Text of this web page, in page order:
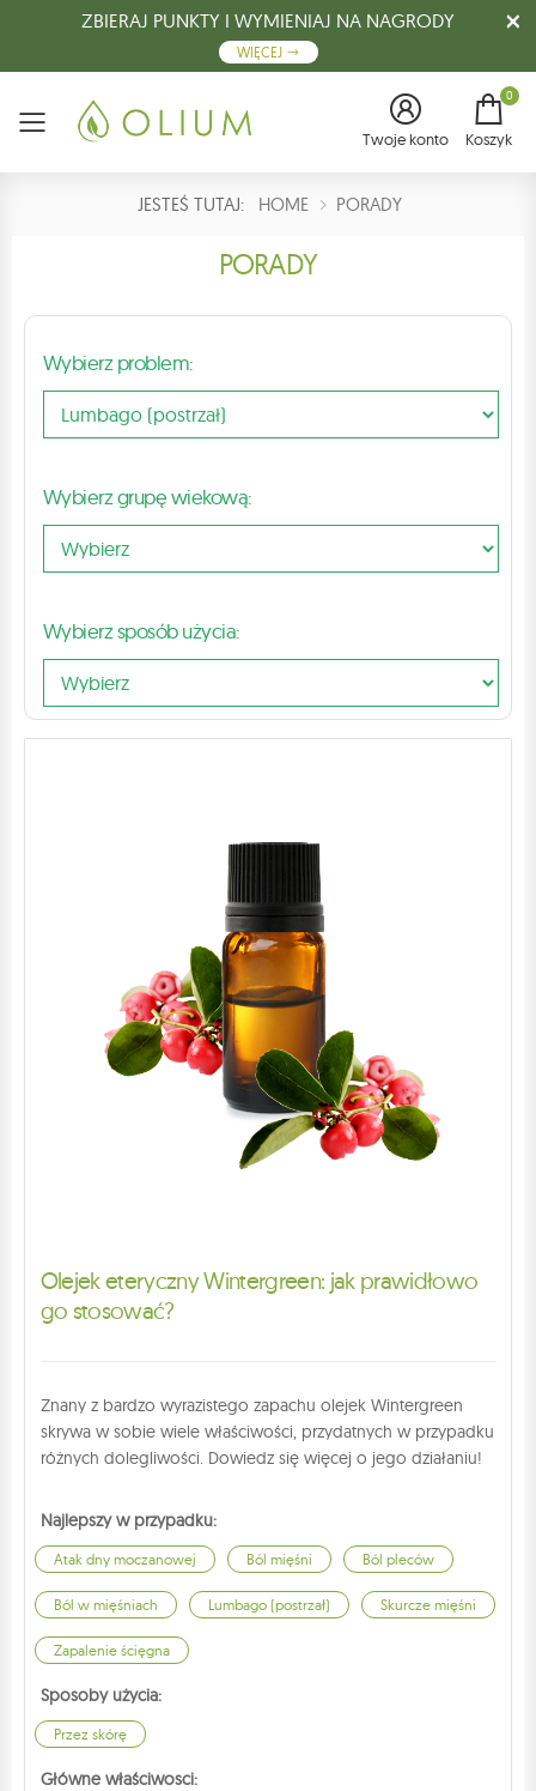
ZBIERAJ PUNKTY I WYMIENIAJ NA NAGRODY
WIĘCEJ
Menu Twoje konto
0
Koszyk
JESTEŚ TUTAJ: HOME PORADY
PORADY
Wybierz problem:
Wybierz grupę wiekową:
Wybierz sposób użycia:
Olejek eteryczny Wintergreen: jak prawidłowo
go stosować?
Znany z bardzo wyrazistego zapachu olejek Wintergreen
skrywa w sobie wiele właściwości, przydatnych w przypadku
różnych dolegliwości. Dowiedz się więcej o jego działaniu!
Najlepszy w przypadku:
Atak dny moczanowej Ból mięśni Ból pleców
Ból w mięśniach Lumbago (postrzał) Skurcze mięśni
Zapalenie ścięgna
Sposoby użycia:
Przez skórę
Główne właściwosci: